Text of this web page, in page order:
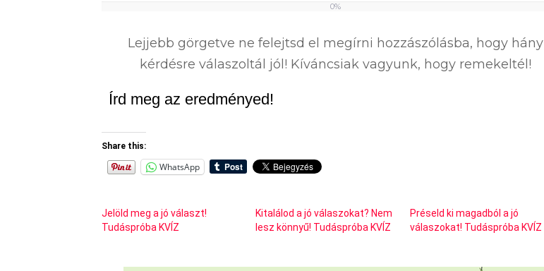
0%
Lejjebb görgetve ne felejtsd el megírni hozzászólásba, hogy hány
kérdésre válaszoltál jól! Kíváncsiak vagyunk, hogy remekeltél!
Írd meg az eredményed!
Share this:
WhatsApp
Jelöld meg a jó választ!
Tudáspróba KVÍZ
Kitalálod a jó válaszokat? Nem
lesz könnyű! Tudáspróba KVÍZ
Préseld ki magadból a jó
válaszokat! Tudáspróba KVÍZ